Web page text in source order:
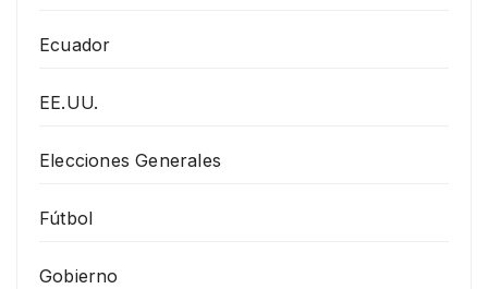
Ecuador
EE.UU.
Elecciones Generales
Fútbol
Gobierno